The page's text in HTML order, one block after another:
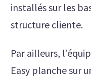
installés sur les
structure cliente.
Par ailleurs,
Easy planche sur